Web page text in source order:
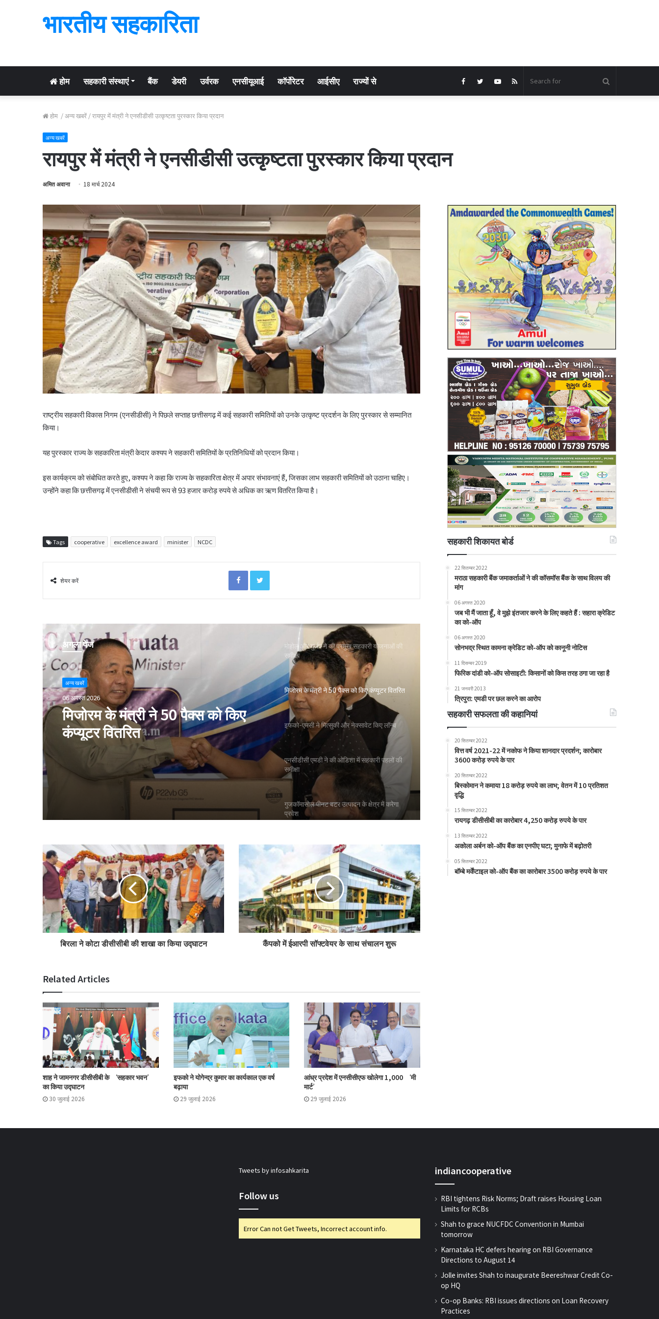
भारतीय सहकारिता
होम सहकारी संस्थाएं बैंक डेयरी उर्वरक एनसीयूआई कॉर्पोरेटर आईसीए राज्यों से RSS
YouTube
Twitter
Facebook
होम /अन्य खबरें /रायपुर में मंत्री ने एनसीडीसी उत्कृष्टता पुरस्कार किया प्रदान
अन्य खबरें
रायपुर में मंत्री ने एनसीडीसी उत्कृष्टता पुरस्कार किया प्रदान
अमित अवाना 18 मार्च 2024
राष्ट्रीय सहकारी विकास निगम (एनसीडीसी) ने पिछले सप्ताह छत्तीसगढ़ में कई सहकारी समितियों को उनके उत्कृष्ट प्रदर्शन के लिए पुरस्कार से सम्मानित
किया।
यह पुरस्कार राज्य के सहकारिता मंत्री केदार कश्यप ने सहकारी समितियों के प्रतिनिधियों को प्रदान किया।
इस कार्यक्रम को संबोधित करते हुए, कश्यप ने कहा कि राज्य के सहकारिता क्षेत्र में अपार संभावनाएं हैं, जिसका लाभ सहकारी समितियों को उठाना चाहिए।
उन्होंने कहा कि छत्तीसगढ़ में एनसीडीसी ने संचयी रूप से 93 हजार करोड़ रुपये से अधिक का ऋण वितरित किया है।
Tags cooperative excellence award minister NCDC
शेयर करें
FacebookTwitter
अगला पेज
अन्य खबरें
06 अगस्त 2026
मिजोरम के मंत्री ने 50 पैक्स को किए
कंप्यूटर वितरित
स्वागत
ओडिशा के 29.5 लाख किसानों को मिला नैनो उर्वरकों
मोहोल और गुर्जर ने की प्रमुख सहकारी योजनाओं की
समीक्षा
मिजोरम के मंत्री ने 50 पैक्स को किए कंप्यूटर वितरित
इफको-एमसी ने मित्सुकी और नेक्सावेट किए लॉन्च
एनसीडीसी एमडी ने की ओडिशा में सहकारी पहलों की
समीक्षा
गुजकॉमासोल पीनट बटर उत्पादन के क्षेत्र में करेगा
प्रवेश
बिहार के मुख्यमंत्री ने की सहकारी बैंकिंग कार्यों की
समीक्षा
पीएम-किसान योजना के विस्तार का संघानी ने किया
स्वागत
निर्वाचित
मिलों को दी मंजूरी
ओडिशा के 29.5 लाख किसानों को मिला नैनो उर्वरकों
का लाभ: राज्य मंत्री
मोहोल और गुर्जर ने की प्रमुख सहकारी योजनाओं की
गुजकॉमासोल पीनट बटर उत्पादन के क्षेत्र में करेगा
प्रवेश
बिरला ने कोटा डीसीसीबी की शाखा का किया उद्घाटन कैंपको में ईआरपी सॉफ्टवेयर के साथ संचालन शुरू
Related Articles
शाह ने जामनगर डीसीसीबी के ‘सहकार भवन’
का किया उद्घाटन
30 जुलाई 2026
इफको ने योगेन्द्र कुमार का कार्यकाल एक वर्ष
बढ़ाया
29 जुलाई 2026
आंध्र प्रदेश में एनसीसीएफ खोलेगा 1,000 ‘मी
मार्ट’
29 जुलाई 2026
सहकारी शिकायत बोर्ड
22 सितम्बर 2022
मराठा सहकारी बैंक जमाकर्ताओं ने की कॉसमॉस बैंक के साथ विलय की
मांग
06 अगस्त 2020
जब भी मैं जाता हूँ, वे मुझे इंतजार करने के लिए कहते हैं : सहारा क्रेडिट
का को-ऑप
06 अगस्त 2020
सोनभद्र स्थित कामना क्रेडिट को-ऑप को कानूनी नोटिस
11 दिसम्बर 2019
फिरिक दांडी को-ऑप सोसाइटी: किसानों को किस तरह ठगा जा रहा है
21 जनवरी 2013
त्रिपुरा: एमडी पर छल करने का आरोप
सहकारी सफलता की कहानियां
20 सितम्बर 2022
वित्त वर्ष 2021-22 में नकोफ ने किया शानदार प्रदर्शन; कारोबार
3600 करोड़ रुपये के पार
20 सितम्बर 2022
बिस्कोमान ने कमाया 18 करोड़ रुपये का लाभ; वेतन में 10 प्रतिशत
वृद्धि
15 सितम्बर 2022
रायगढ़ डीसीसीबी का कारोबार 4,250 करोड़ रुपये के पार
13 सितम्बर 2022
अकोला अर्बन को-ऑप बैंक का एनपीए घटा; मुनाफे में बढ़ोतरी
05 सितम्बर 2022
बॉम्बे मर्केंटाइल को-ऑप बैंक का कारोबार 3500 करोड़ रुपये के पार
Tweets by infosahkarita
Follow us
Error Can not Get Tweets, Incorrect account info.
indiancooperative
RBI tightens Risk Norms; Draft raises Housing Loan
Limits for RCBs
Shah to grace NUCFDC Convention in Mumbai
tomorrow
Karnataka HC defers hearing on RBI Governance
Directions to August 14
Jolle invites Shah to inaugurate Beereshwar Credit Co-
op HQ
Co-op Banks: RBI issues directions on Loan Recovery
Practices